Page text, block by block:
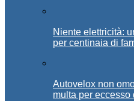
Niente elettricità:
per centinaia di
Autovelox non
multa per eccesso